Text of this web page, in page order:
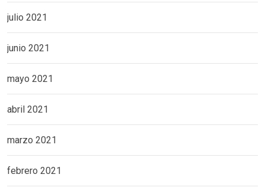
julio 2021
junio 2021
mayo 2021
abril 2021
marzo 2021
febrero 2021